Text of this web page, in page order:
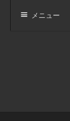
メニュー